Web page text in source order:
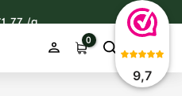
9,7
1,77/g
48,59
38,39